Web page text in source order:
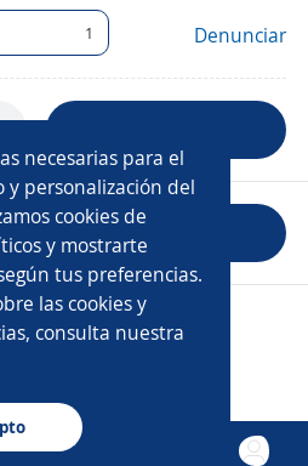
necesarias para el
personalización del
cookies de
y mostrarte
tus preferencias.
las cookies y
consulta nuestra
1 Denunciar
empresa
- 2026 DGNET LTD.
/